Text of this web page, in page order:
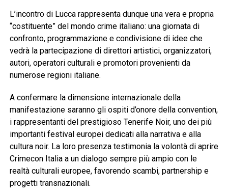
L’incontro di Lucca rappresenta dunque una vera e propria
“costituente” del mondo crime italiano: una giornata di
confronto, programmazione e condivisione di idee che
vedrà la partecipazione di direttori artistici, organizzatori,
autori, operatori culturali e promotori provenienti da
numerose regioni italiane.
A confermare la dimensione internazionale della
manifestazione saranno gli ospiti d’onore della convention,
i rappresentanti del prestigioso Tenerife Noir, uno dei più
importanti festival europei dedicati alla narrativa e alla
cultura noir. La loro presenza testimonia la volontà di aprire
Crimecon Italia a un dialogo sempre più ampio con le
realtà culturali europee, favorendo scambi, partnership e
progetti transnazionali.